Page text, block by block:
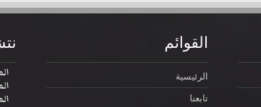
القوائم
الرئيسية
تابعنا